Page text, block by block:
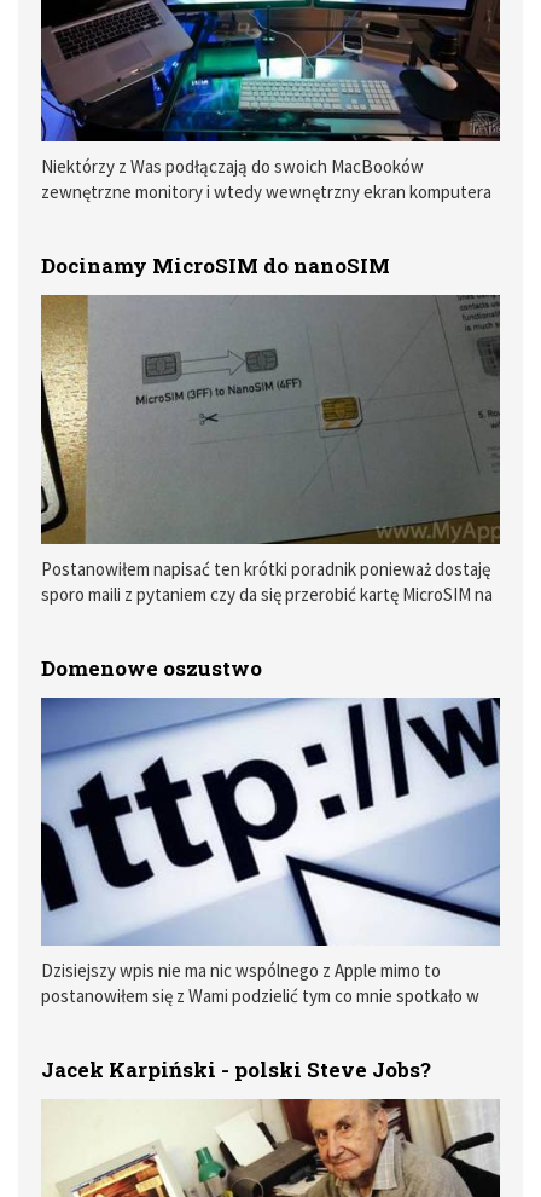
Niektórzy z Was podłączają do swoich MacBooków
zewnętrzne monitory i wtedy wewnętrzny ekran komputera
Docinamy MicroSIM do nanoSIM
Postanowiłem napisać ten krótki poradnik ponieważ dostaję
sporo maili z pytaniem czy da się przerobić kartę MicroSIM na
Domenowe oszustwo
Dzisiejszy wpis nie ma nic wspólnego z Apple mimo to
postanowiłem się z Wami podzielić tym co mnie spotkało w
Jacek Karpiński - polski Steve Jobs?